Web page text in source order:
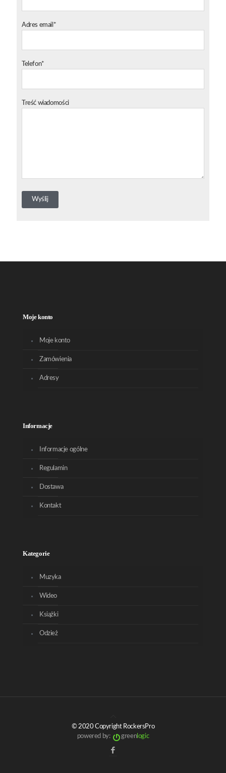
Adres email*
Telefon*
Treść wiadomości
Moje konto
Moje konto
Zamówienia
Adresy
Informacje
Informacje ogólne
Regulamin
Dostawa
Kontakt
Kategorie
Muzyka
Wideo
Książki
Odzież
© 2020 Copyright RockersPro
powered by:
greenlogic